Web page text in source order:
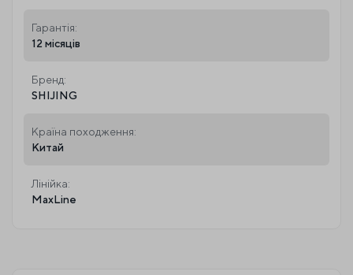
Гарантія:
12 місяців
Бренд:
SHIJING
Країна походження:
Китай
Лінійка:
MaxLine